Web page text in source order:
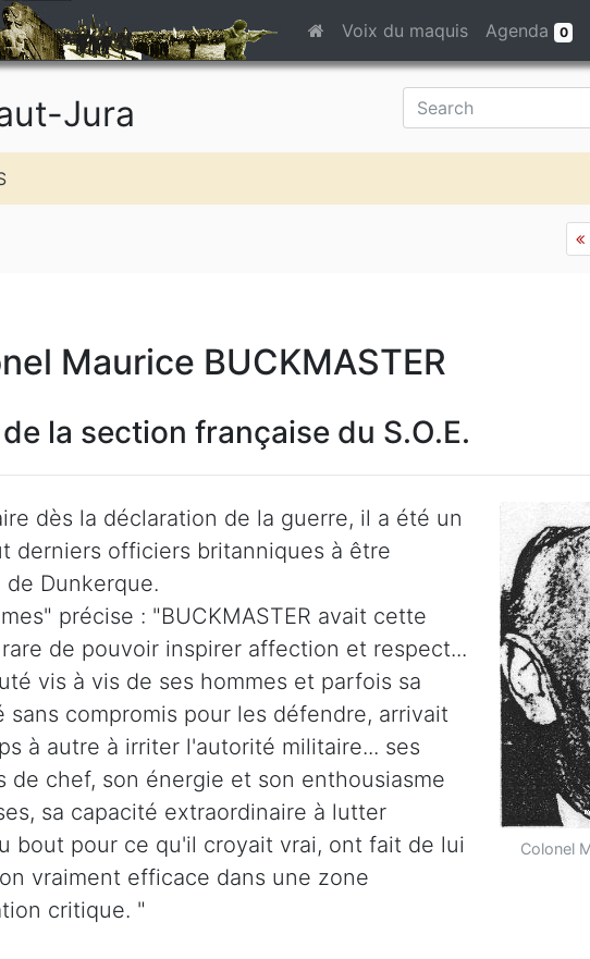
Voix du maquis Agenda 0
Jura
Maurice BUCKMASTER
la section française du S.O.E.
dès la déclaration de la guerre, il a été un
derniers officiers britanniques à être
de Dunkerque.
précise : "BUCKMASTER avait cette
de pouvoir inspirer affection et respect...
vis à vis de ses hommes et parfois sa
sans compromis pour les défendre, arrivait
à autre à irriter l'autorité militaire... ses
de chef, son énergie et son enthousiasme
sa capacité extraordinaire à lutter
bout pour ce qu'il croyait vrai, ont fait de lui
vraiment efficace dans une zone
critique. "
Colonel